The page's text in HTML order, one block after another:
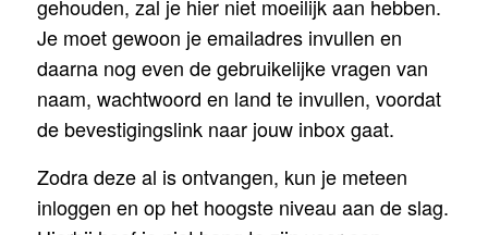
gehouden, zal je hier niet moeilijk aan hebben.
Je moet gewoon je emailadres invullen en
daarna nog even de gebruikelijke vragen van
naam, wachtwoord en land te invullen, voordat
de bevestigingslink naar jouw inbox gaat.
Zodra deze al is ontvangen, kun je meteen
inloggen en op het hoogste niveau aan de slag.